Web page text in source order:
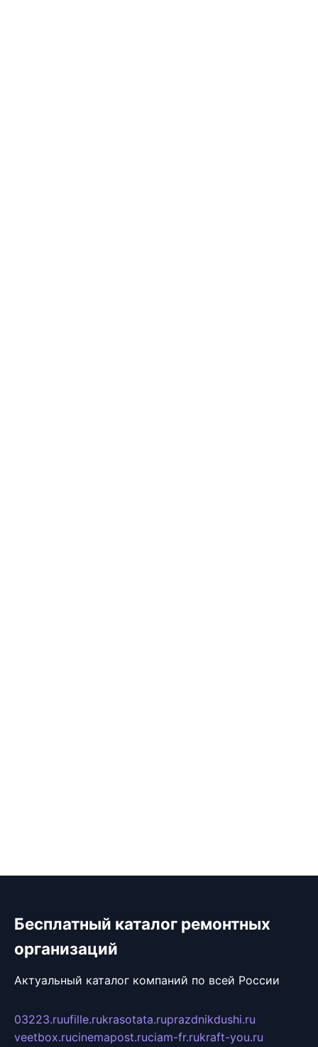
Бесплатный каталог ремонтных
организаций
Актуальный каталог компаний по всей России
03223.ruufille.rukrasotata.ruprazdnikdushi.ru
veetbox.rucinemapost.ruciam-fr.rukraft-you.ru